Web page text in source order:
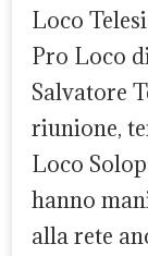
Loco
Pro Loco
Salvatore
riunione,
Loco
hanno
alla rete